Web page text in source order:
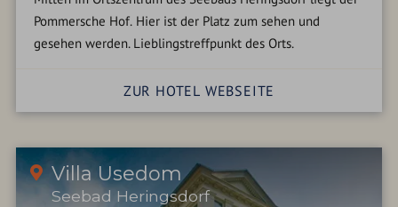
Pommersche Hof. Hier ist der Platz zum sehen und
gesehen werden. Lieblingstreffpunkt des Orts.
ZUR HOTEL WEBSEITE
Villa Usedom
Seebad Heringsdorf